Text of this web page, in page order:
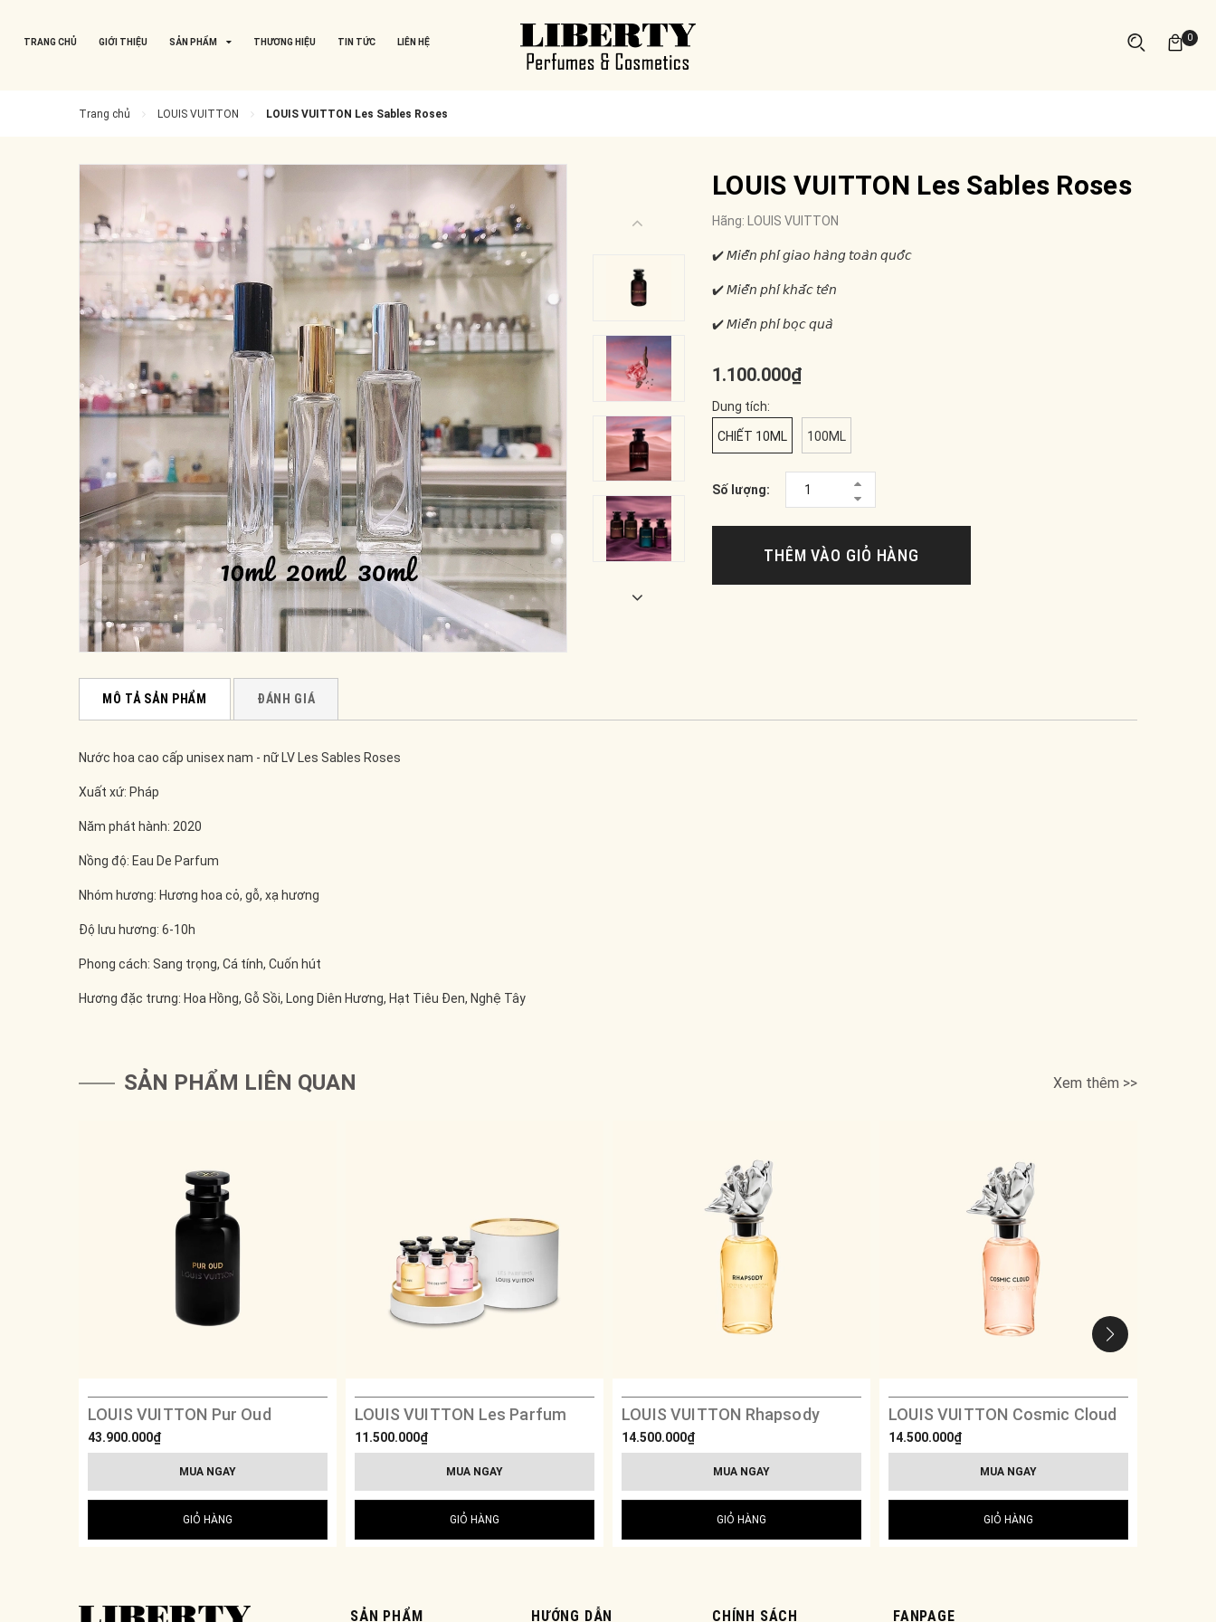
TRANG CHỦ GIỚI THIỆU SẢN PHẨM THƯƠNG HIỆU TIN TỨC LIÊN HỆ 0
Trang chủ LOUIS VUITTON LOUIS VUITTON Les Sables Roses
LOUIS VUITTON Les Sables Roses
Hãng: LOUIS VUITTON
✔️ 𝘔𝘪𝘦̂̃𝘯 𝘱𝘩𝘪́ 𝘨𝘪𝘢𝘰 𝘩𝘢̀𝘯𝘨 𝘵𝘰𝘢̀𝘯 𝘲𝘶𝘰̂́𝘤
✔️ 𝘔𝘪𝘦̂̃𝘯 𝘱𝘩𝘪́ 𝘬𝘩𝘢̆́𝘤 𝘵𝘦̂𝘯
✔️ 𝘔𝘪𝘦̂̃𝘯 𝘱𝘩𝘪́ 𝘣𝘰̣𝘤 𝘲𝘶𝘢̀
1.100.000₫
Dung tích:
CHIẾT 10ML 100ML
Số lượng:
THÊM VÀO GIỎ HÀNG
MÔ TẢ SẢN PHẨM ĐÁNH GIÁ
Nước hoa cao cấp unisex nam - nữ LV Les Sables Roses
Xuất xứ: Pháp
Năm phát hành: 2020
Nồng độ: Eau De Parfum
Nhóm hương: Hương hoa cỏ, gỗ, xạ hương
Độ lưu hương: 6-10h
Phong cách: Sang trọng, Cá tính, Cuốn hút
Hương đặc trưng: Hoa Hồng, Gỗ Sồi, Long Diên Hương, Hạt Tiêu Đen, Nghệ Tây
SẢN PHẨM LIÊN QUAN Xem thêm >>
LOUIS VUITTON Pur Oud
43.900.000₫
MUA NGAY
GIỎ HÀNG
LOUIS VUITTON Les Parfum
11.500.000₫
MUA NGAY
GIỎ HÀNG
LOUIS VUITTON Rhapsody
14.500.000₫
MUA NGAY
GIỎ HÀNG
LOUIS VUITTON Cosmic Cloud
14.500.000₫
MUA NGAY
GIỎ HÀNG
SẢN PHẨM HƯỚNG DẪN CHÍNH SÁCH FANPAGE